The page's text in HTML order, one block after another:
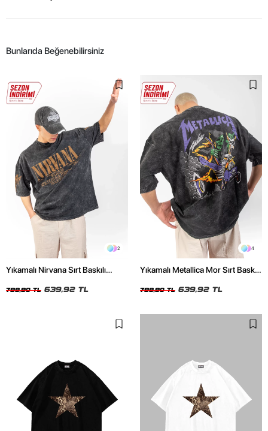
Bunlarıda Beğenebilirsiniz
2
Yıkamalı Nirvana Sırt Baskılı
799,90 TL 639,92 TL
4
Yıkamalı Metallica Mor Sırt Baskılı
799,90 TL 639,92 TL